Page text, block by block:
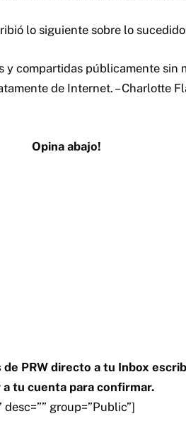
lo siguiente sobre lo
y compartidas públicamente sin
de Internet. – Charlotte
Opina abajo!
PRW directo a tu Inbox
tu cuenta para confirmar.
group=”Public”]